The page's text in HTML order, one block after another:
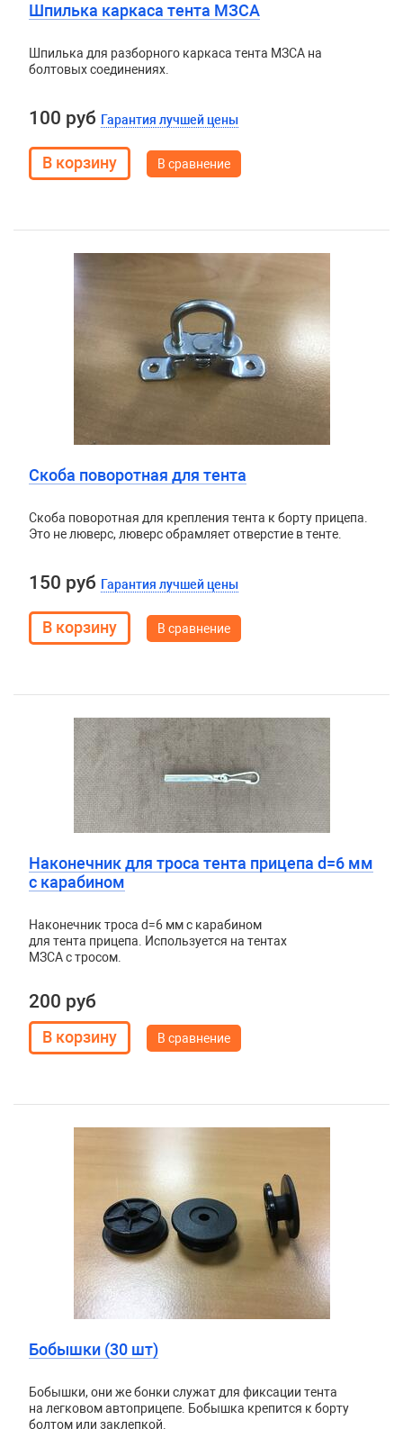
Шпилька каркаса тента МЗСА
Шпилька для разборного каркаса тента МЗСА на
болтовых соединениях.
100 руб Гарантия лучшей цены
В сравнение
Скоба поворотная для тента
Скоба поворотная для крепления тента к борту прицепа.
Это не люверс, люверс обрамляет отверстие в тенте.
150 руб Гарантия лучшей цены
В сравнение
Наконечник для троса тента прицепа d=6 мм
с карабином
Наконечник троса d=6 мм с карабином
для тента прицепа. Используется на тентах
МЗСА с тросом.
200 руб
В сравнение
Бобышки (30 шт)
Бобышки, они же бонки служат для фиксации тента
на легковом автоприцепе. Бобышка крепится к борту
болтом или заклепкой.